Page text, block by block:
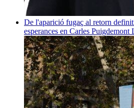
De l'aparició fugaç al retorn
esperances en Carles Puigdemont